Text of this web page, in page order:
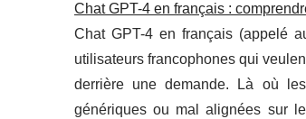
Chat GPT-4 en français :
Chat GPT-4 en français (appelé
utilisateurs francophones qui
derrière une demande. Là où
génériques ou mal alignées sur